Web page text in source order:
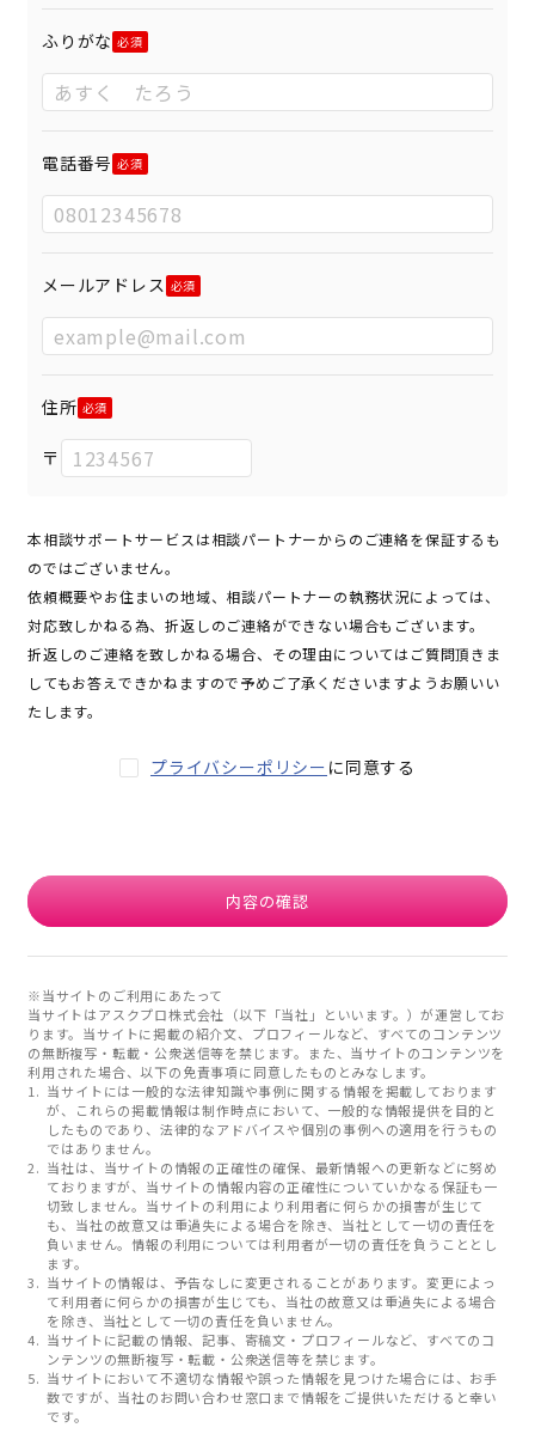
ふりがな
電話番号
メールアドレス
住所
〒
本相談サポートサービスは相談パートナーからのご連絡を保証するも
のではございません。
依頼概要やお住まいの地域、相談パートナーの執務状況によっては、
対応致しかねる為、折返しのご連絡ができない場合もございます。
折返しのご連絡を致しかねる場合、その理由についてはご質問頂きま
してもお答えできかねますので予めご了承くださいますようお願いい
たします。
プライバシーポリシー に同意する
内容の確認
※当サイトのご利用にあたって
当サイトはアスクプロ株式会社（以下「当社」といいます。）が運営してお
ります。当サイトに掲載の紹介文、プロフィールなど、すべてのコンテンツ
の無断複写・転載・公衆送信等を禁じます。また、当サイトのコンテンツを
利用された場合、以下の免責事項に同意したものとみなします。
当サイトには一般的な法律知識や事例に関する情報を掲載しております
が、これらの掲載情報は制作時点において、一般的な情報提供を目的と
したものであり、法律的なアドバイスや個別の事例への適用を行うもの
ではありません。
当社は、当サイトの情報の正確性の確保、最新情報への更新などに努め
ておりますが、当サイトの情報内容の正確性についていかなる保証も一
切致しません。当サイトの利用により利用者に何らかの損害が生じて
も、当社の故意又は重過失による場合を除き、当社として一切の責任を
負いません。情報の利用については利用者が一切の責任を負うこととし
ます。
当サイトの情報は、予告なしに変更されることがあります。変更によっ
て利用者に何らかの損害が生じても、当社の故意又は重過失による場合
を除き、当社として一切の責任を負いません。
当サイトに記載の情報、記事、寄稿文・プロフィールなど、すべてのコ
ンテンツの無断複写・転載・公衆送信等を禁じます。
当サイトにおいて不適切な情報や誤った情報を見つけた場合には、お手
数ですが、当社のお問い合わせ窓口まで情報をご提供いただけると幸い
です。